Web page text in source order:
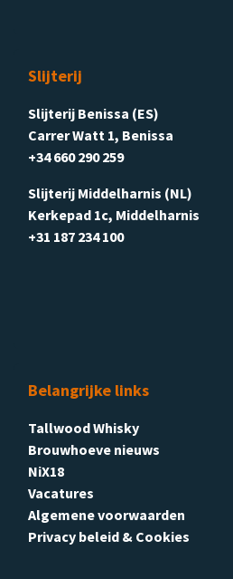
Slijterij
Slijterij Benissa (ES)
Carrer Watt 1, Benissa
+34 660 290 259
Slijterij Middelharnis (NL)
Kerkepad 1c, Middelharnis
+31 187 234 100
Belangrijke links
Tallwood Whisky
Brouwhoeve nieuws
NiX18
Vacatures
Algemene voorwaarden
Privacy beleid & Cookies